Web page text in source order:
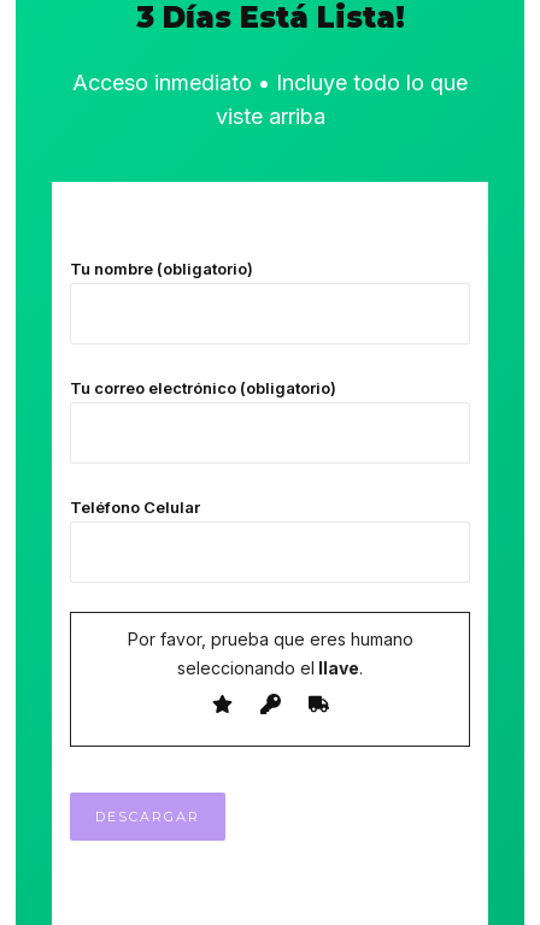
3 Días Está Lista!
Acceso inmediato • Incluye todo lo que
viste arriba
Tu nombre (obligatorio)
Tu correo electrónico (obligatorio)
Teléfono Celular
Por favor, prueba que eres humano
seleccionando el llave.